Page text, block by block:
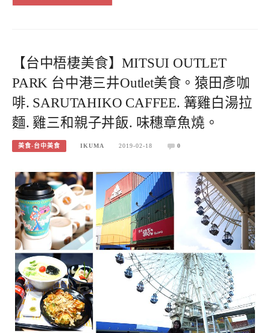
【台中梧棲美食】MITSUI OUTLET
PARK 台中港三井Outlet美食。猿田彥咖
啡. SARUTAHIKO CAFFEE. 篝雞白湯拉
麵. 雞三和親子丼飯. 味穗章魚燒。
美食-台中美食 IKUMA 2019-02-18 0